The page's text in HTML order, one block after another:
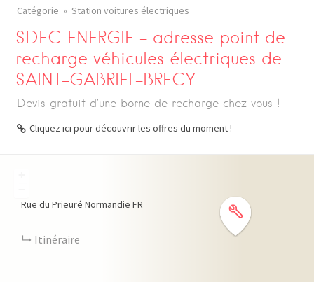
Catégorie Station voitures électriques
SDEC ENERGIE – adresse point de
recharge véhicules électriques de
SAINT-GABRIEL-BRECY
Devis gratuit d’une borne de recharge chez vous !
Cliquez ici pour découvrir les offres du moment !
Rue du Prieuré Normandie FR
Itinéraire